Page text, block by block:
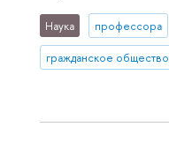
Наука профессора
гражданское общество